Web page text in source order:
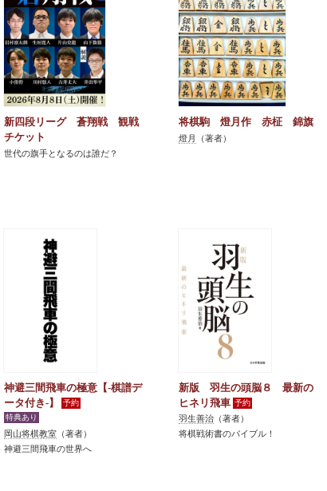
新四段リーグ 蒼翔戦 観戦
チケット
世代の旗手となるのは誰だ？
将棋駒 燈月作 赤柾 錦旗
燈月 （著者）
神避三間飛車の極意【-棋譜デ
ータ付き-】
岡山将棋教室 （著者）
神避三間飛車の世界へ
新版 羽生の頭脳８ 最新の
ヒネリ飛車
羽生善治 （著者）
将棋戦術書のバイブル！